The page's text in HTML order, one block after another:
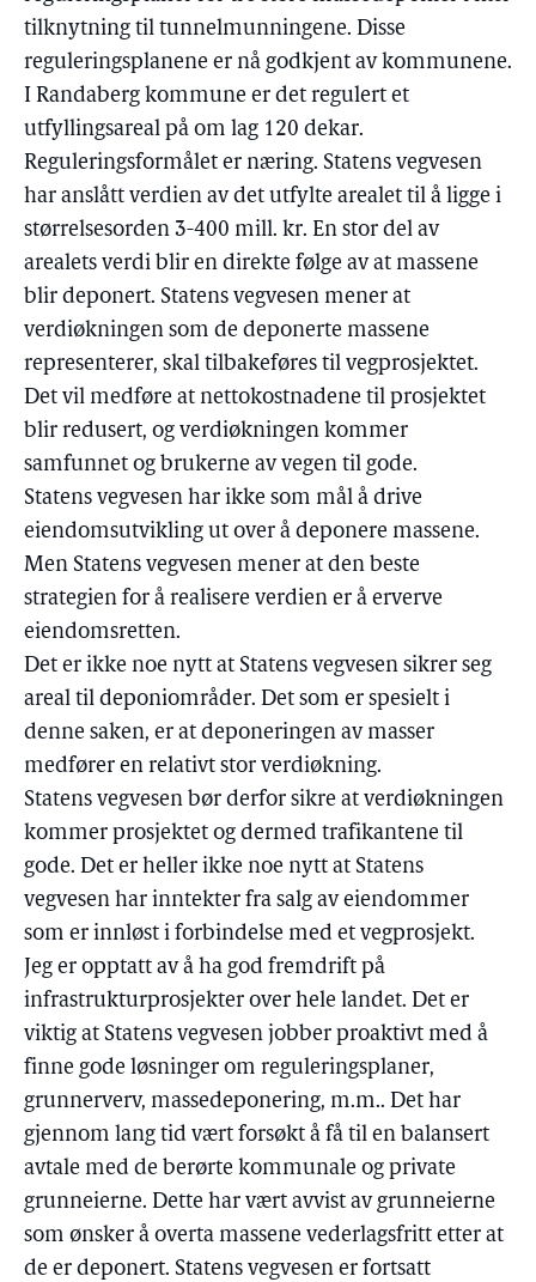
tilknytning til tunnelmunningene. Disse
reguleringsplanene er nå godkjent av kommunene.
I Randaberg kommune er det regulert et
utfyllingsareal på om lag 120 dekar.
Reguleringsformålet er næring. Statens vegvesen
har anslått verdien av det utfylte arealet til å ligge i
størrelsesorden 3-400 mill. kr. En stor del av
arealets verdi blir en direkte følge av at massene
blir deponert. Statens vegvesen mener at
verdiøkningen som de deponerte massene
representerer, skal tilbakeføres til vegprosjektet.
Det vil medføre at nettokostnadene til prosjektet
blir redusert, og verdiøkningen kommer
samfunnet og brukerne av vegen til gode.
Statens vegvesen har ikke som mål å drive
eiendomsutvikling ut over å deponere massene.
Men Statens vegvesen mener at den beste
strategien for å realisere verdien er å erverve
eiendomsretten.
Det er ikke noe nytt at Statens vegvesen sikrer seg
areal til deponiområder. Det som er spesielt i
denne saken, er at deponeringen av masser
medfører en relativt stor verdiøkning.
Statens vegvesen bør derfor sikre at verdiøkningen
kommer prosjektet og dermed trafikantene til
gode. Det er heller ikke noe nytt at Statens
vegvesen har inntekter fra salg av eiendommer
som er innløst i forbindelse med et vegprosjekt.
Jeg er opptatt av å ha god fremdrift på
infrastrukturprosjekter over hele landet. Det er
viktig at Statens vegvesen jobber proaktivt med å
finne gode løsninger om reguleringsplaner,
grunnerverv, massedeponering, m.m.. Det har
gjennom lang tid vært forsøkt å få til en balansert
avtale med de berørte kommunale og private
grunneierne. Dette har vært avvist av grunneierne
som ønsker å overta massene vederlagsfritt etter at
de er deponert. Statens vegvesen er fortsatt